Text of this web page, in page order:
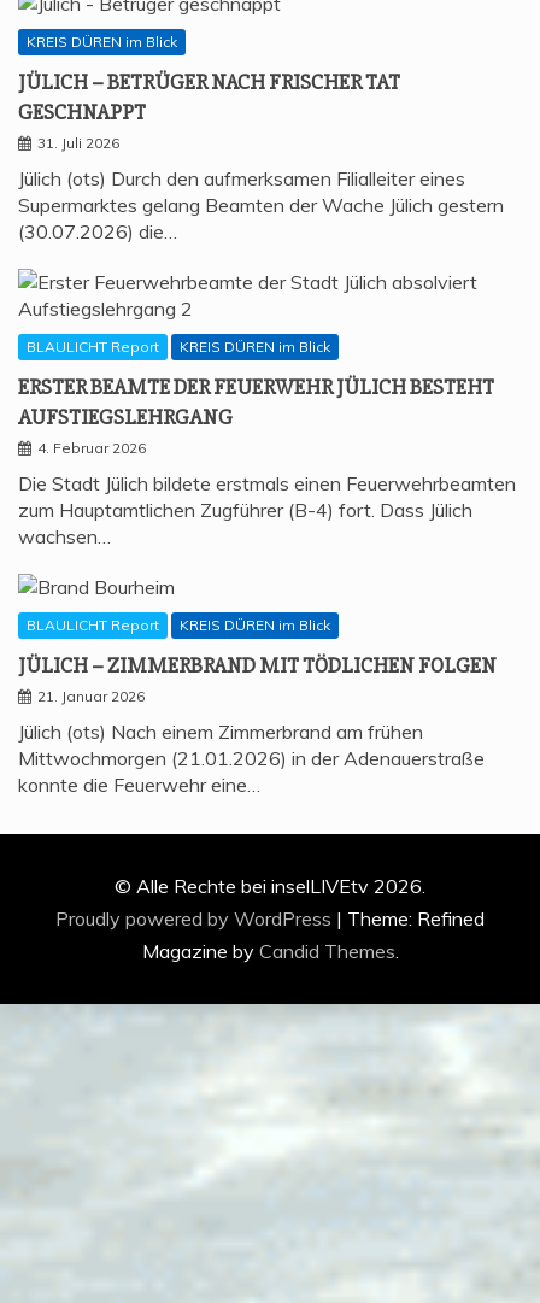
KREIS DÜREN im Blick
JÜLICH – BETRÜ­GER NACH FRI­SCHER TAT
GESCHNAPPT
31. Juli 2026
Jülich (ots) Durch den aufmerksamen Filialleiter eines
Supermarktes gelang Beamten der Wache Jülich gestern
(30.07.2026) die…
BLAULICHT Report KREIS DÜREN im Blick
ERS­TER BEAM­TE DER FEU­ER­WEHR JÜLICH BESTEHT
AUFSTIEGSLEHRGANG
4. Februar 2026
Die Stadt Jülich bildete erstmals einen Feuerwehrbeamten
zum Hauptamtlichen Zugführer (B-4) fort. Dass Jülich
wachsen…
BLAULICHT Report KREIS DÜREN im Blick
JÜLICH – ZIM­MER­BRAND MIT TÖD­LI­CHEN FOLGEN
21. Januar 2026
Jülich (ots) Nach einem Zimmerbrand am frühen
Mittwochmorgen (21.01.2026) in der Adenauerstraße
konnte die Feuerwehr eine…
© Alle Rechte bei inselLIVEtv 2026.
Proudly powered by WordPress | Theme: Refined
Magazine by Candid Themes.